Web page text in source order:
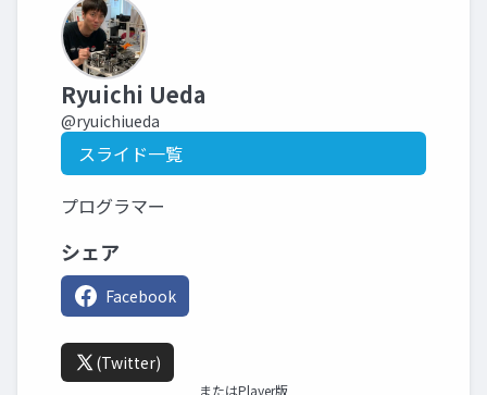
Ryuichi Ueda
@ryuichiueda
スライド一覧
プログラマー
シェア
Facebook
(Twitter)
またはPlayer版